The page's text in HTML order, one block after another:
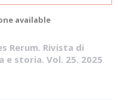
available
Rerum. Rivista di
e storia. Vol. 25. 2025